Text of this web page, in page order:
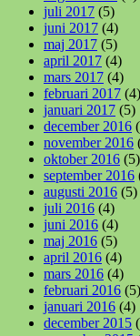
juli 2017 (5)
juni 2017 (4)
maj 2017 (5)
april 2017 (4)
mars 2017 (4)
februari 2017 (4)
januari 2017 (5)
december 2016
november 2016
oktober 2016 (5)
september 2016
augusti 2016 (5)
juli 2016 (4)
juni 2016 (4)
maj 2016 (5)
april 2016 (4)
mars 2016 (4)
februari 2016 (5)
januari 2016 (4)
december 2015